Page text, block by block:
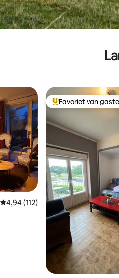
Gemiddelde beoordeling van 4,94
4,94 (112)
Topfavoriet van
Favoriet van